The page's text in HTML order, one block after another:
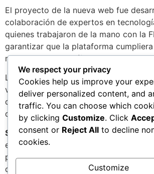
El proyecto de la nueva web fue
colaboración de expertos en
quienes trabajaron de la mano con la
garantizar que la plataforma
necesidades específicas del sector.
La Federación invita a todos los
visitar la página y explorar las nuevas
que prometen transformar la
de la comunidad motociclista en
Sobre la FMV: La Federación
es el organismo rector del
país, encargado de promover, regular
desarrollo de esta disciplina. Con una
We respect your privacy
Cookies help us improve your
deliver personalized content, and
traffic. You can choose which
by clicking Customize. Click
consent or Reject All to decline
cookies.
Customize